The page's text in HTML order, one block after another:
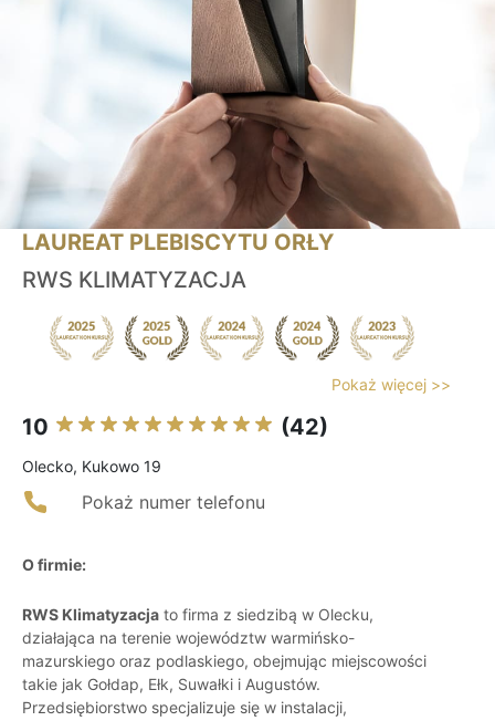
LAUREAT PLEBISCYTU ORŁY
RWS KLIMATYZACJA
Pokaż więcej >>
10 (42)
Olecko, Kukowo 19
Pokaż numer telefonu
O firmie:
RWS Klimatyzacja to firma z siedzibą w Olecku,
działająca na terenie województw warmińsko-
mazurskiego oraz podlaskiego, obejmując miejscowości
takie jak Gołdap, Ełk, Suwałki i Augustów.
Przedsiębiorstwo specjalizuje się w instalacji,